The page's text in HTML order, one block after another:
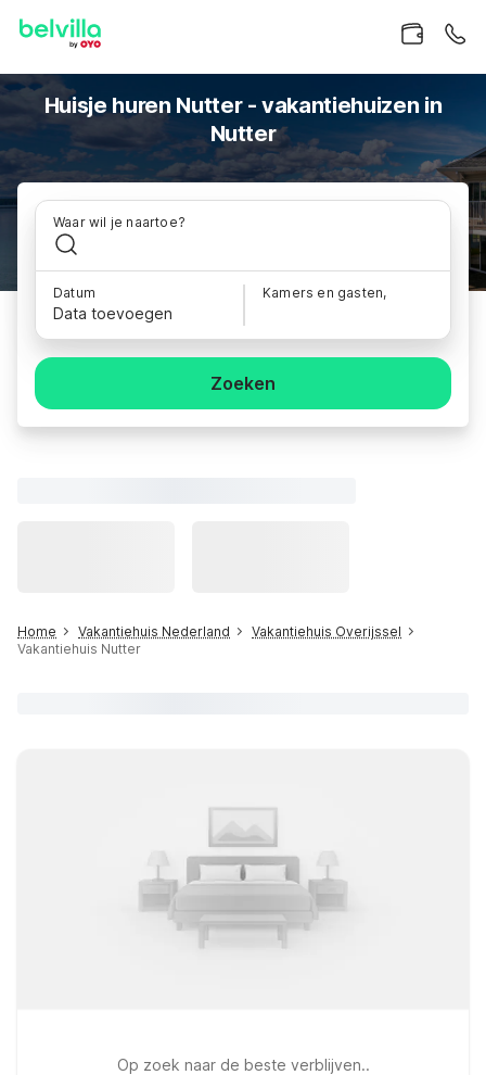
Huisje huren Nutter - vakantiehuizen in
Nutter
Waar wil je naartoe?
Datum
Data toevoegen
Kamers en gasten,
Zoeken
Home Vakantiehuis Nederland
Vakantiehuis Overijssel
Vakantiehuis Nutter
Op zoek naar de beste verblijven..